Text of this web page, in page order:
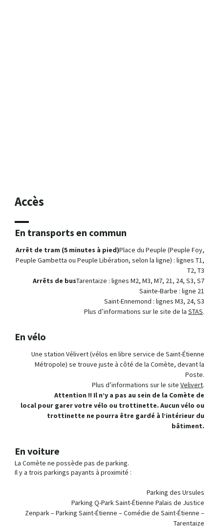
Accès
En transports en commun
Arrêt de tram (5 minutes à pied)Place du Peuple (Peuple Foy,
Peuple Gambetta ou Peuple Libération, selon la ligne) : lignes T1,
T2, T3
Arrêts de busTarentaize : lignes M2, M3, M7, 21, 24, S3, S7
Sainte-Barbe : ligne 21
Saint-Ennemond : lignes M3, 24, S3
Plus d’informations sur le site de la STAS.
En vélo
Une station Vélivert (vélos en libre service de Saint-Étienne
Métropole) se trouve juste à côté de la Comète, devant la
Poste.
Plus d’informations sur le site Velivert.
Attention !! Il n’y a pas au sein de la Comète de
local pour garer votre vélo ou trottinette. Aucun vélo ou
trottinette ne pourra être gardé à l’intérieur du
bâtiment.
En voiture
La Comète ne possède pas de parking.
Il y a trois parkings payants à proximité :
Parking des Ursules
Parking Q-Park Saint-Étienne Palais de Justice
Zenpark – Parking Saint-Étienne – Comédie de Saint-Étienne –
Tarentaize